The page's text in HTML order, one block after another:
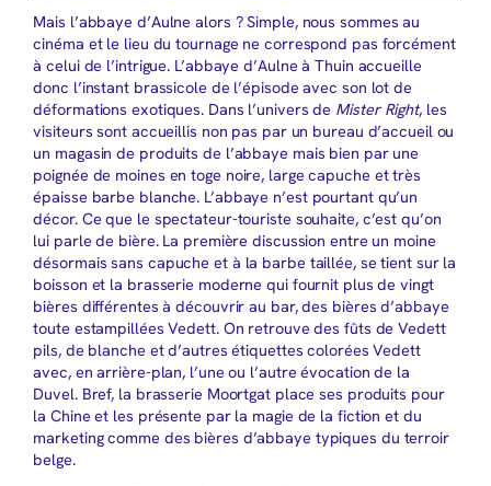
Mais l’abbaye d’Aulne alors ? Simple, nous sommes au
cinéma et le lieu du tournage ne correspond pas forcément
à celui de l’intrigue. L’abbaye d’Aulne à Thuin accueille
donc l’instant brassicole de l’épisode avec son lot de
déformations exotiques. Dans l’univers de Mister Right, les
visiteurs sont accueillis non pas par un bureau d’accueil ou
un magasin de produits de l’abbaye mais bien par une
poignée de moines en toge noire, large capuche et très
épaisse barbe blanche. L’abbaye n’est pourtant qu’un
décor. Ce que le spectateur-touriste souhaite, c’est qu’on
lui parle de bière. La première discussion entre un moine
désormais sans capuche et à la barbe taillée, se tient sur la
boisson et la brasserie moderne qui fournit plus de vingt
bières différentes à découvrir au bar, des bières d’abbaye
toute estampillées Vedett. On retrouve des fûts de Vedett
pils, de blanche et d’autres étiquettes colorées Vedett
avec, en arrière-plan, l’une ou l’autre évocation de la
Duvel. Bref, la brasserie Moortgat place ses produits pour
la Chine et les présente par la magie de la fiction et du
marketing comme des bières d’abbaye typiques du terroir
belge.